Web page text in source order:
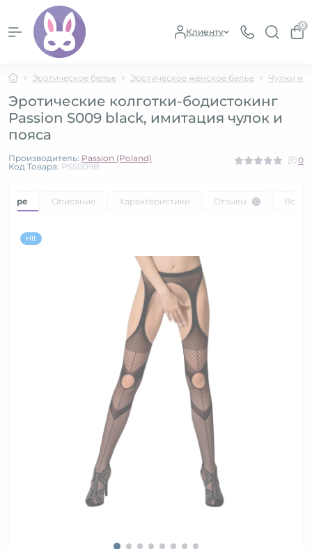
Клиенту
0
Эротическое белье Эротическое женское белье Чулки и
Эротические колготки-бодистокинг
Passion S009 black, имитация чулок и
пояса
Производитель: Passion (Poland)
Код Товара: PSS009B
0
Описание Характеристики Отзывы 0
Hit